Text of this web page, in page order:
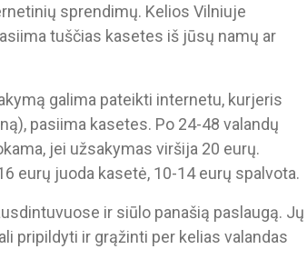
sprendimų. Kelios Vilniuje
tuščias kasetes iš jūsų namų ar
galima pateikti internetu, kurjeris
pasiima kasetes. Po 24-48 valandų
jei užsakymas viršija 20 eurų.
eurų juoda kasetė, 10-14 eurų spalvota.
ir siūlo panašią paslaugą. Jų
pripildyti ir grąžinti per kelias valandas